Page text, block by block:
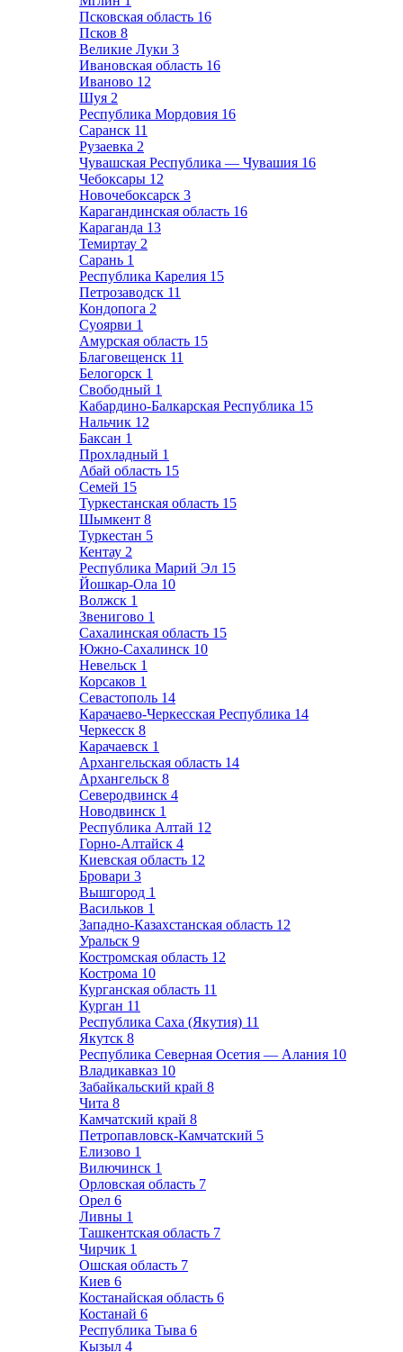
Псковская область 16
Псков 8
Великие Луки 3
Ивановская область 16
Иваново 12
Шуя 2
Республика Мордовия 16
Саранск 11
Рузаевка 2
Чувашская Республика — Чувашия 16
Чебоксары 12
Новочебоксарск 3
Карагандинская область 16
Караганда 13
Темиртау 2
Сарань 1
Республика Карелия 15
Петрозаводск 11
Кондопога 2
Суоярви 1
Амурская область 15
Благовещенск 11
Белогорск 1
Свободный 1
Кабардино-Балкарская Республика 15
Нальчик 12
Баксан 1
Прохладный 1
Абай область 15
Семей 15
Туркестанская область 15
Шымкент 8
Туркестан 5
Кентау 2
Республика Марий Эл 15
Йошкар-Ола 10
Волжск 1
Звенигово 1
Сахалинская область 15
Южно-Сахалинск 10
Невельск 1
Корсаков 1
Севастополь 14
Карачаево-Черкесская Республика 14
Черкесск 8
Карачаевск 1
Архангельская область 14
Архангельск 8
Северодвинск 4
Новодвинск 1
Республика Алтай 12
Горно-Алтайск 4
Киевская область 12
Бровари 3
Вышгород 1
Васильков 1
Западно-Казахстанская область 12
Уральск 9
Костромская область 12
Кострома 10
Курганская область 11
Курган 11
Республика Саха (Якутия) 11
Якутск 8
Республика Северная Осетия — Алания 10
Владикавказ 10
Забайкальский край 8
Чита 8
Камчатский край 8
Петропавловск-Камчатский 5
Елизово 1
Вилючинск 1
Орловская область 7
Орел 6
Ливны 1
Ташкентская область 7
Чирчик 1
Ошская область 7
Киев 6
Костанайская область 6
Костанай 6
Республика Тыва 6
Кызыл 4